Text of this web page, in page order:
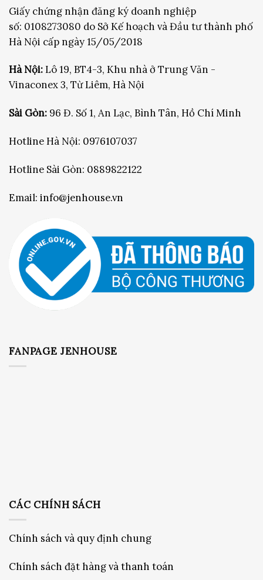
Giấy chứng nhận đăng ký doanh nghiệp
số: 0108273080 do Sở Kế hoạch và Đầu tư thành phố
Hà Nội cấp ngày 15/05/2018
Hà Nội:Lô 19, BT4-3, Khu nhà ở Trung Văn -
Vinaconex 3, Từ Liêm, Hà Nội
Sài Gòn: 96 Đ. Số 1, An Lạc, Bình Tân, Hồ Chí Minh
Hotline Hà Nội: 0976107037
Hotline Sài Gòn: 0889822122
Email: info@jenhouse.vn
FANPAGE JENHOUSE
CÁC CHÍNH SÁCH
Chính sách và quy định chung
Chính sách đặt hàng và thanh toán